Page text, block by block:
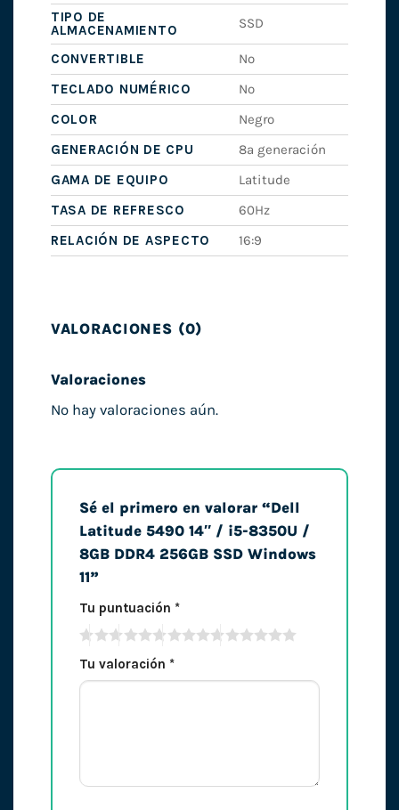
TIPO DE
ALMACENAMIENTO
SSD
CONVERTIBLE
No
TECLADO NUMÉRICO
No
COLOR
Negro
GENERACIÓN DE CPU
8ª generación
GAMA DE EQUIPO
Latitude
TASA DE REFRESCO
60Hz
RELACIÓN DE ASPECTO
16:9
VALORACIONES (0)
Valoraciones
No hay valoraciones aún.
Sé el primero en valorar “Dell
Latitude 5490 14″ / i5-8350U /
8GB DDR4 256GB SSD Windows
11”
Tu puntuación *
Tu valoración *